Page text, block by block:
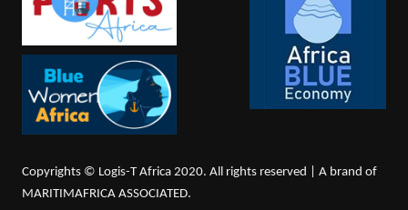
Copyrights © Logis-T Africa 2020. All rights reserved | A brand of
MARITIMAFRICA ASSOCIATED.